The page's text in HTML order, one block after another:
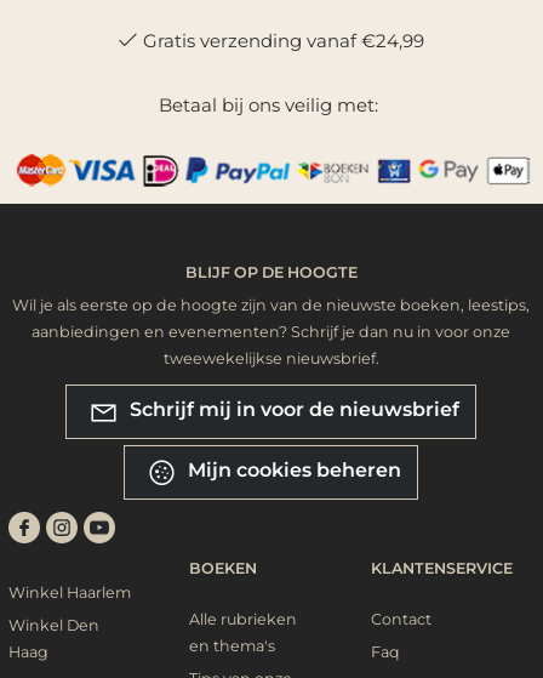
Gratis verzending vanaf €24,99
Betaal bij ons veilig met:
BLIJF OP DE HOOGTE
Wil je als eerste op de hoogte zijn van de nieuwste boeken, leestips,
aanbiedingen en evenementen? Schrijf je dan nu in voor onze
tweewekelijkse nieuwsbrief.
Schrijf mij in voor de nieuwsbrief
Mijn cookies beheren
Winkel Haarlem
Winkel Den
Haag
BOEKEN
Alle rubrieken
en thema's
KLANTENSERVICE
Contact
Faq